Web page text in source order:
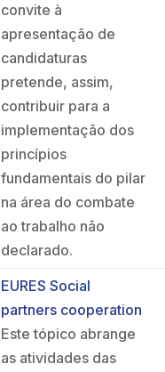
convite à
apresentação de
candidaturas
pretende, assim,
contribuir para a
implementação dos
princípios
fundamentais do pilar
na área do combate
ao trabalho não
declarado.
EURES Social
partners cooperation
Este tópico abrange
as atividades das